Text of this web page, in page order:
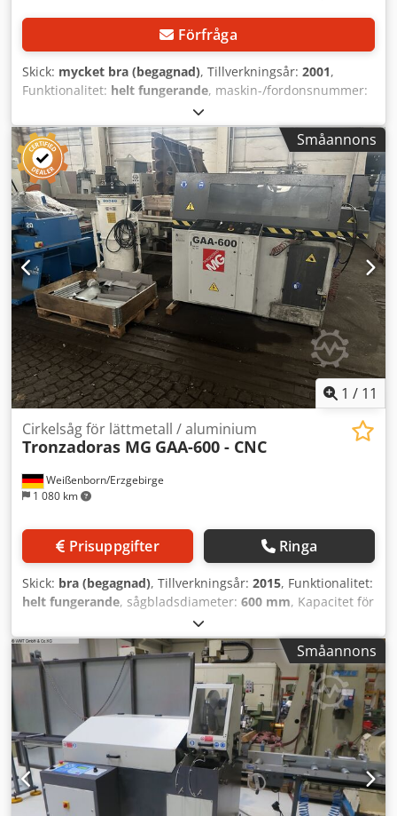
förbehålles! Cjdpfx Ansyyzxhsverf
Förfråga
Skick: mycket bra (begagnad), Tillverkningsår: 2001,
Funktionalitet: helt fungerande, maskin-/fordonsnummer:
, sågbladsdiameter:125 mm
PLC-styrning: MAGELIiS Såg 125 mm Motoreffekt 1,5 kW
Sågens matning 0-20 mm/min Skärhastighet: 15 - 170
m/min (stål) 630 - 1885 m/min (icke-järnmetaller) Max.
arbetsområde: 70x40 mm (stål) Max. arbetsområde: 60x40
mm (icke-järnmetaller) Runt arbetsområde: 5 - 70 mm (stål)
Csdpfx Ansy U Na Aovjrf Runt arbetsområde: 5 - 50 mm
(icke-järnmetall) Matningslängd 5 - 500 mm 5-9999
(flergångsmatning) Max. matningshastighet 500 mm/s Vikt
(såg) ca: 610 kg Mått L x B x H (såg) ca: 2500 mm x 1000 mm
x 2000 mm Automatiskt ställ för stångmatning. OBSERVERA
Om köparen väljer denna maskin kommer demontering
och lastning på tillhandahållet transportmedel att utföras
kostnadsfritt av säljaren!
Småannons
1 / 11
Weißenborn/Erzgebirge
1 080 km
Cirkelsåg för lättmetall / aluminium
Tronzadoras MG GAA-600 - CNC
Prisuppgifter Ringa
Skick: bra (begagnad), Tillverkningsår: 2015, Funktionalitet:
helt fungerande, sågbladsdiameter: 600 mm, Kapacitet för
220 mm
begagnad CNC aluminium cirkelsåg helautomat inkl. utsug
Tillverkare: Tronzadoras MG Modell: GAA-600 - CNC
Årsmodell: 2015 TEKNISKA DATA • Kapområde runt: 220
mm, låda: 300 x 90 mm, kvadrat: 175 mm • Drivkraft 4,1 kW
/ 400 V / 50 Hz • Varvtal 3000 varv/min • Skärhastighet 55
m/sek • Bladdimension 600 x 50 mm • Max. kaphöjd 220
mm • Mått 2020 x 1510 x 975 mm Codpfx Aeuyyhasnverf •
Vikt 650 kg Maskinen levereras inklusive 6 m
matningsrullbana och tillhörande utsug. Sågen kan gärna
besiktigas i vårt lager i 09599 Freiberg.
Småannons